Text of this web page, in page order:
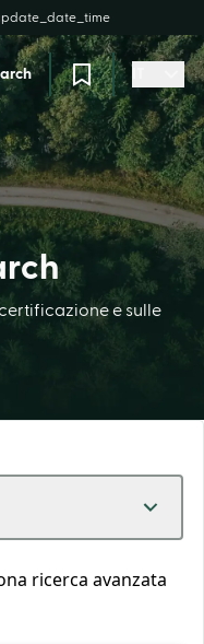
e sulle
ricerca avanzata